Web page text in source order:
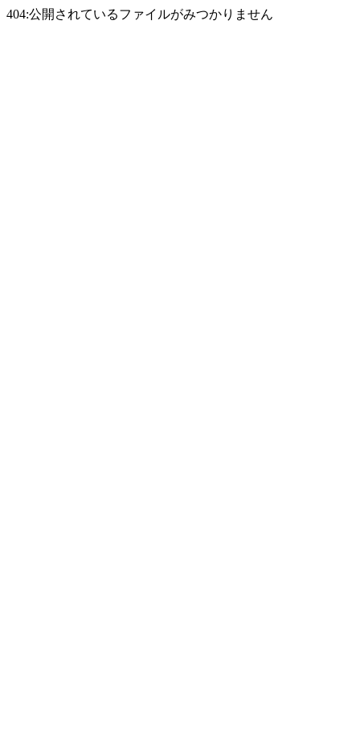
404:公開されているファイルがみつかりません